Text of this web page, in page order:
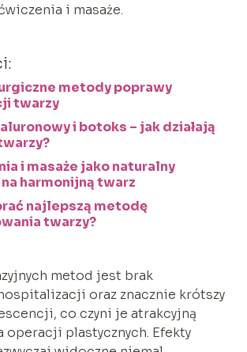
i masaże.
metody poprawy
twarzy
i botoks – jak działają
i masaże jako naturalny
harmonijną twarz
najlepszą metodę
twarzy?
metod jest brak
oraz znacznie krótszy
co czyni je atrakcyjną
operacji plastycznych. Efekty